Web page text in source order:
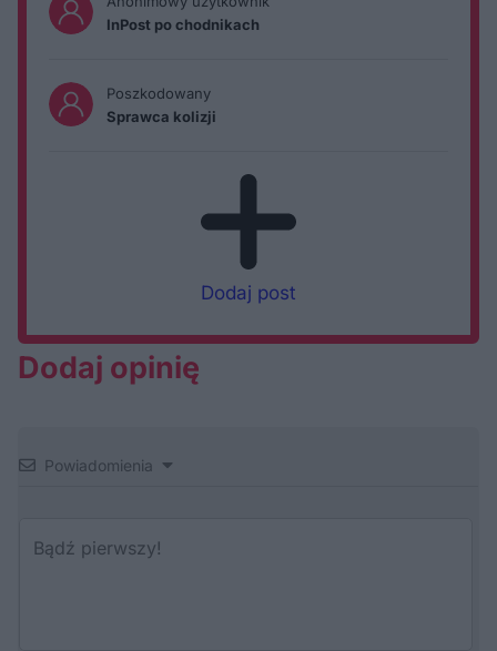
InPost po chodnikach
Poszkodowany
Sprawca kolizji
Dodaj post
Dodaj opinię
Powiadomienia